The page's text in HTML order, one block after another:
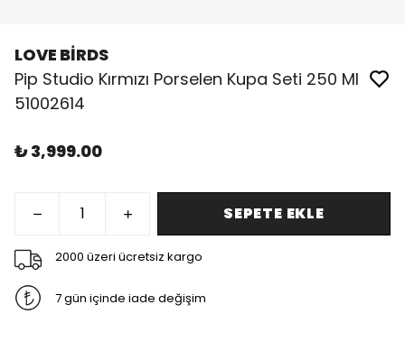
LOVE BİRDS
Pip Studio Kırmızı Porselen Kupa Seti 250 Ml
51002614
₺ 3,999.00
SEPETE EKLE
2000 üzeri ücretsiz kargo
7 gün içinde iade değişim